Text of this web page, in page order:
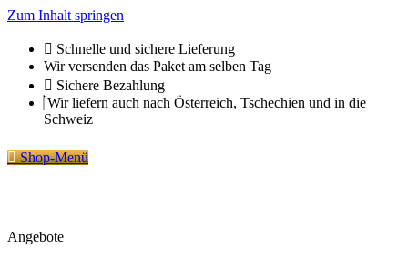
Zum Inhalt springen
Schnelle und sichere Lieferung
Wir versenden das Paket am selben Tag
Sichere Bezahlung
Wir liefern auch nach Österreich, Tschechien und in die
Schweiz
Shop-Menü
Angebote